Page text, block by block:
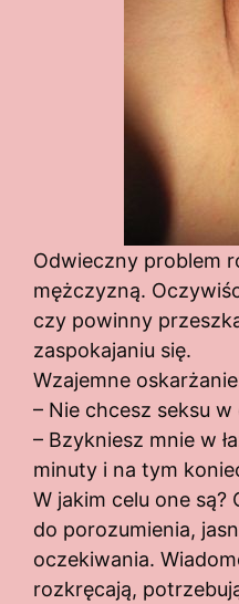
Odwieczny problem
mężczyzną.
czy powinny
zaspokajaniu się.
Wzajemne
– Nie chcesz seksu
– Bzykniesz mnie w
minuty i na tym
W jakim celu one są?
do porozumienia,
oczekiwania.
rozkręcają,